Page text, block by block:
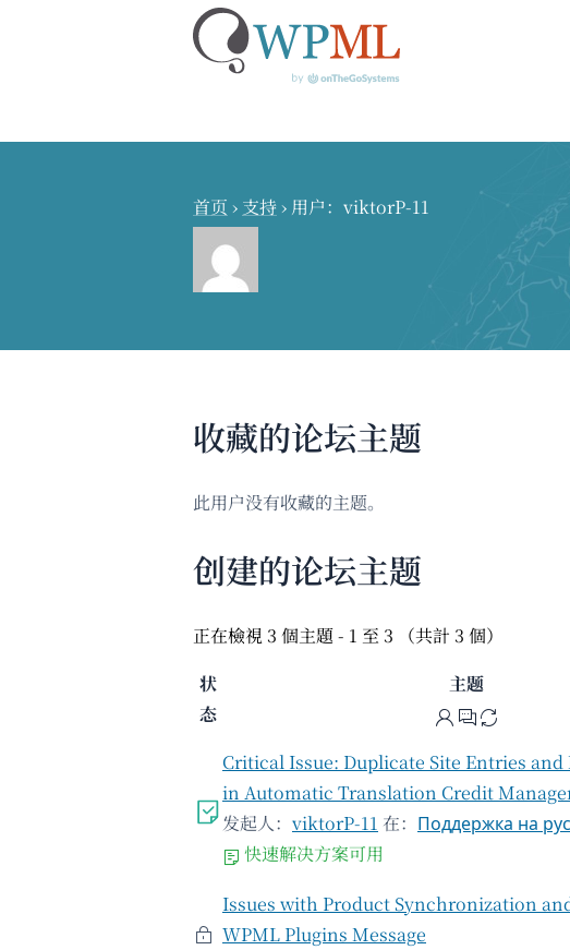
首页 › 支持› 用户：viktorP-11
收藏的论坛主题
此用户没有收藏的主题。
创建的论坛主题
正在檢視 3 個主題 - 1 至 3 （共計 3 個）
状
态
主题
Critical Issue: Duplicate Site Entries
in Automatic Translation Credit
发起人： viktorP-11 在： Поддержка на
快速解决方案可用
Issues with Product Synchronization
WPML Plugins Message